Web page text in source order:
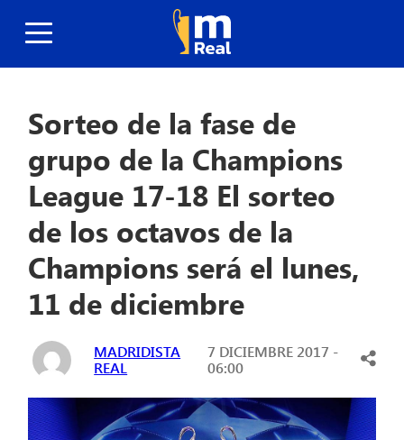
Sorteo de la fase de
grupo de la Champions
League 17-18 El sorteo
de los octavos de la
Champions será el lunes,
11 de diciembre
MADRIDISTA
REAL
7 DICIEMBRE 2017 -
06:00